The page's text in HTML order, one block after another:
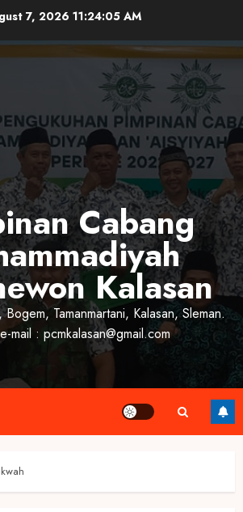
7, 2026 11:24:06 AM
Cabang
Kalasan
Bogem, Tamanmartani, Kalasan, Sleman.
mail : pcmkalasan@gmail.com